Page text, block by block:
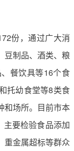
份，通过广大消
豆制品、酒类、粮
餐饮具等16个食
托幼食堂等8类食
和场所。目前市本
要检验食品添加
重金属超标等群众